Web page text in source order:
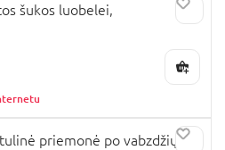
šukos luobelei,
priemonė po vabzdžių